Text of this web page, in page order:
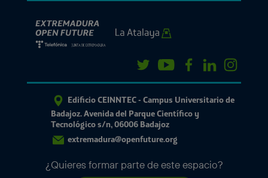
Edificio CEINNTEC - Campus Universitario de
Badajoz. Avenida del Parque Científico y
Tecnológico s/n, 06006 Badajoz
extremadura@openfuture.org
¿Quieres formar parte de este espacio?